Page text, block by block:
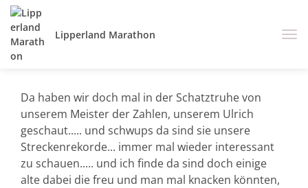
Lipperland Marathon
Da haben wir doch mal in der Schatztruhe von
unserem Meister der Zahlen, unserem Ulrich
geschaut..... und schwups da sind sie unsere
Streckenrekorde... immer mal wieder interessant
zu schauen..... und ich finde da sind doch einige
alte dabei die freu und man mal knacken könnten,